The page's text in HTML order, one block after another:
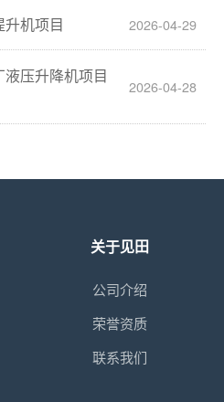
机项目 2026-04-29
压升降机项目
2026-04-28
关于见田
公司介绍
荣誉资质
联系我们